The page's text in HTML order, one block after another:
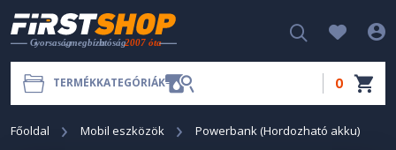
TERMÉKKATEGÓRIÁK 0
Főoldal Mobil eszközök Powerbank (Hordozható akku)